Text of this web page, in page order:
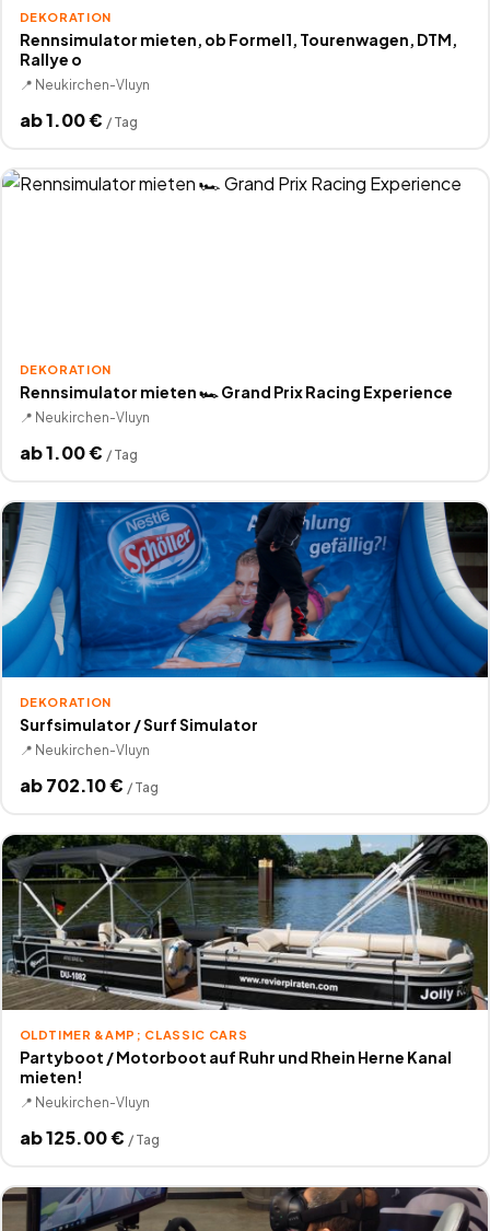
DEKORATION
Rennsimulator mieten, ob Formel1, Tourenwagen, DTM,
Rallye o
📍 Neukirchen-Vluyn
ab1.00€ / Tag
DEKORATION
Rennsimulator mieten 🏎️ Grand Prix Racing Experience
📍 Neukirchen-Vluyn
ab1.00€ / Tag
DEKORATION
Surfsimulator / Surf Simulator
📍 Neukirchen-Vluyn
ab702.10€ / Tag
OLDTIMER &AMP; CLASSIC CARS
Partyboot / Motorboot auf Ruhr und Rhein Herne Kanal
mieten!
📍 Neukirchen-Vluyn
ab125.00€ / Tag